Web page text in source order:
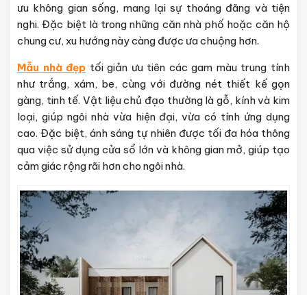
ưu không gian sống, mang lại sự thoáng đãng và tiện
nghi. Đặc biệt là trong những căn nhà phố hoặc căn hộ
chung cư, xu hướng này càng được ưa chuộng hơn.
Mẫu nhà đẹp tối giản ưu tiên các gam màu trung tính
như trắng, xám, be, cùng với đường nét thiết kế gọn
gàng, tinh tế. Vật liệu chủ đạo thường là gỗ, kính và kim
loại, giúp ngôi nhà vừa hiện đại, vừa có tính ứng dụng
cao. Đặc biệt, ánh sáng tự nhiên được tối đa hóa thông
qua việc sử dụng cửa sổ lớn và không gian mở, giúp tạo
cảm giác rộng rãi hơn cho ngôi nhà.